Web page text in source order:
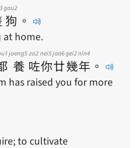
狗
gau2
。
at home.
養
joeng5
咗
zo2
你
nei5
廿
jaa6
幾
gei2
年
nin4
。
has raised you for more
to cultivate